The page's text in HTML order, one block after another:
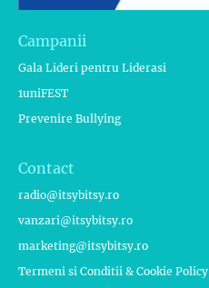
Campanii
Gala Lideri pentru Liderasi
1uniFEST
Prevenire Bullying
Contact
radio@itsybitsy.ro
vanzari@itsybitsy.ro
marketing@itsybitsy.ro
Termeni si Conditii & Cookie Policy